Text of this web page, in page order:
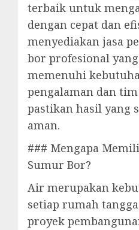
terbaik untuk
dengan cepat dan
menyediakan jasa
bor profesional
memenuhi
pengalaman dan
pastikan hasil yang
aman.
### Mengapa
Sumur Bor?
Air merupakan
setiap rumah
proyek